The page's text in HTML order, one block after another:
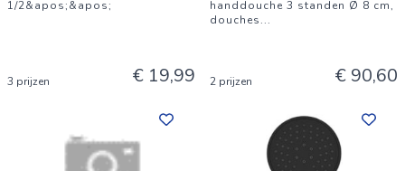
1/2&apos;&apos;
3 prijzen € 19,99
handdouche 3 standen Ø 8 cm,
douches...
2 prijzen € 90,60